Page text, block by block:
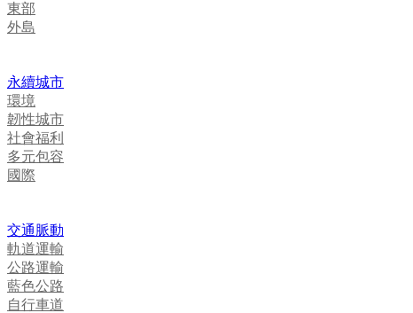
東部
外島
永續城市
環境
韌性城市
社會福利
多元包容
國際
交通脈動
軌道運輸
公路運輸
藍色公路
自行車道